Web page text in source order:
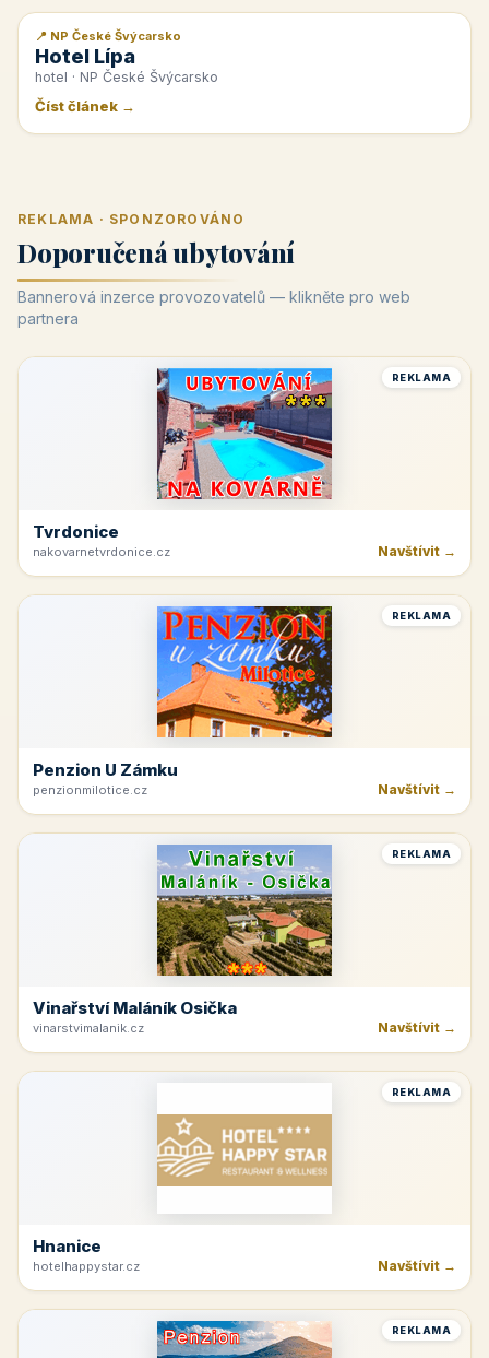
📰 PR článek
📍 NP České Švýcarsko
Hotel Lípa
hotel · NP České Švýcarsko
Číst článek →
REKLAMA · SPONZOROVÁNO
Doporučená ubytování
Bannerová inzerce provozovatelů — klikněte pro web
partnera
REKLAMA
Tvrdonice
nakovarnetvrdonice.cz Navštívit →
REKLAMA
Penzion U Zámku
penzionmilotice.cz Navštívit →
REKLAMA
Vinařství Maláník Osička
vinarstvimalanik.cz Navštívit →
REKLAMA
Hnanice
hotelhappystar.cz Navštívit →
REKLAMA